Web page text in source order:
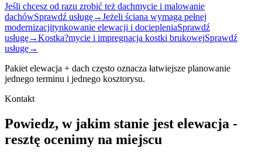
Jeśli chcesz od razu zrobić też dachmycie i malowanie
dachówSprawdź usługę→Jeżeli ściana wymaga pełnej
modernizacjitynkowanie elewacji i dociepleniaSprawdź
usługę→Kostka?mycie i impregnacja kostki brukowejSprawdź
usługę→
Pakiet elewacja + dach często oznacza łatwiejsze planowanie
jednego terminu i jednego kosztorysu.
Kontakt
Powiedz, w jakim stanie jest elewacja -
resztę ocenimy na miejscu